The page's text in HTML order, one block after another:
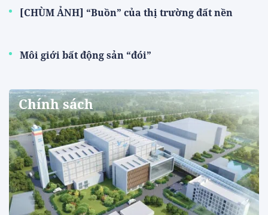
[CHÙM ẢNH] “Buồn” của thị trường đất nền
Môi giới bất động sản “đói”
Chính sách